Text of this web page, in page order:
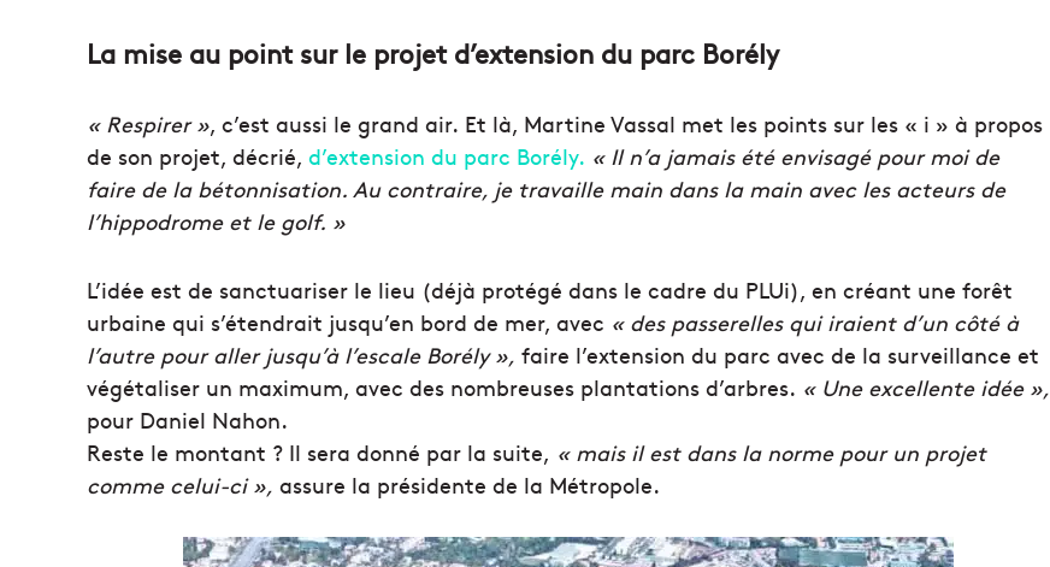
La mise au point sur le projet d’extension du parc Borély
« Respirer », c’est aussi le grand air. Et là, Martine Vassal met les points sur les « i » à propos
de son projet, décrié, d’extension du parc Borély. « Il n’a jamais été envisagé pour moi de
faire de la bétonnisation. Au contraire, je travaille main dans la main avec les acteurs de
l’hippodrome et le golf. »
L’idée est de sanctuariser le lieu (déjà protégé dans le cadre du PLUi), en créant une forêt
urbaine qui s’étendrait jusqu’en bord de mer, avec « des passerelles qui iraient d’un côté à
l’autre pour aller jusqu’à l’escale Borély », faire l’extension du parc avec de la surveillance et
végétaliser un maximum, avec des nombreuses plantations d’arbres. « Une excellente idée »,
pour Daniel Nahon.
Reste le montant ? Il sera donné par la suite, « mais il est dans la norme pour un projet
comme celui-ci », assure la présidente de la Métropole.